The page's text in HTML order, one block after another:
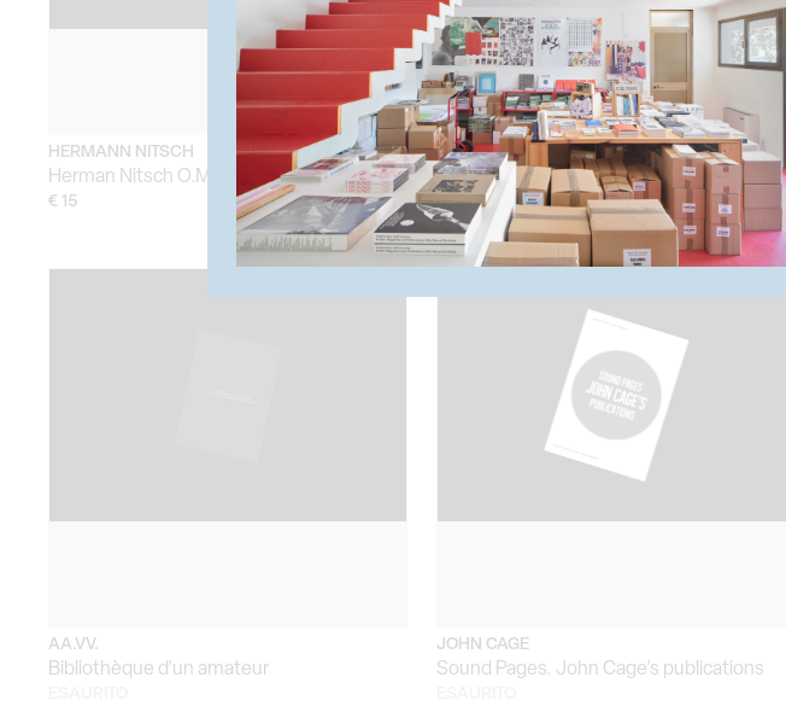
HERMANN NITSCH
Herman Nitsch O.M Theater colore dal rito
€ 15
AA.VV.
Sportification. Eurovisions, Performativity
and Playgrounds
€ 30
AA.VV.
Bibliothèque d’un amateur
JOHN CAGE
Sound Pages. John Cage’s publications